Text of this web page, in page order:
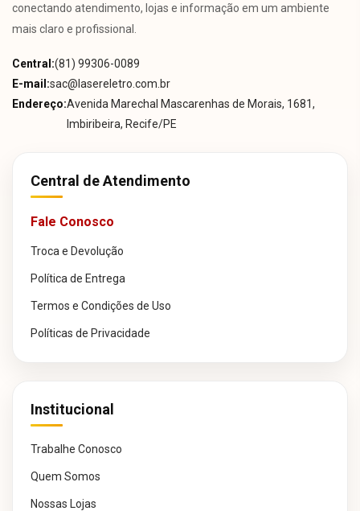
conectando atendimento, lojas e informação em um ambiente
mais claro e profissional.
Central:(81) 99306-0089
E-mail:sac@lasereletro.com.br
Endereço:Avenida Marechal Mascarenhas de Morais, 1681,
Imbiribeira, Recife/PE
Central de Atendimento
Fale Conosco
Troca e Devolução
Política de Entrega
Termos e Condições de Uso
Políticas de Privacidade
Institucional
Trabalhe Conosco
Quem Somos
Nossas Lojas